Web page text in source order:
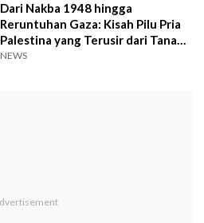
Dari Nakba 1948 hingga
Reruntuhan Gaza: Kisah Pilu Pria
Palestina yang Terusir dari Tanah
Airnya
NEWS